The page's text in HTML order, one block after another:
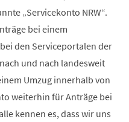
„Servicekonto NRW“.
bei einem
den Serviceportalen der
und nach landesweit
Umzug innerhalb von
weiterhin für Anträge bei
kennen es, dass wir uns